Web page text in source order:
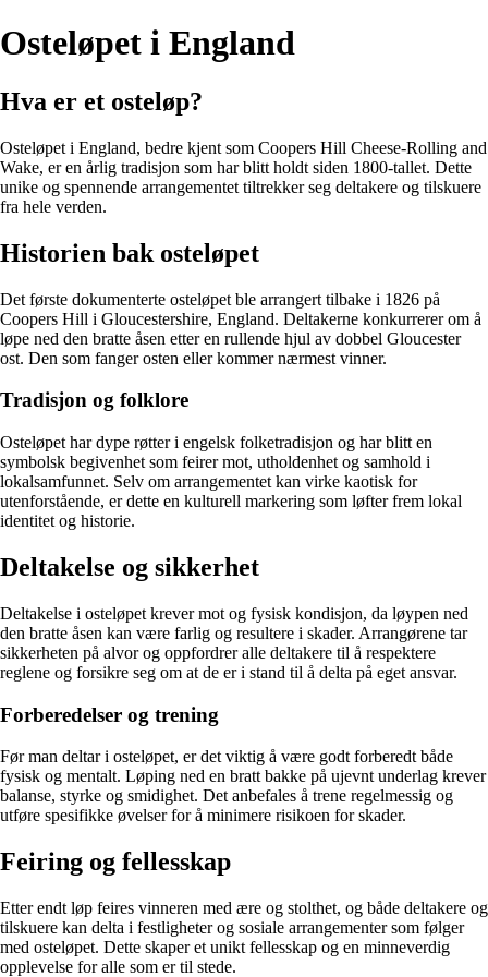
Osteløpet i England
Hva er et osteløp?
Osteløpet i England, bedre kjent som Coopers Hill Cheese-Rolling and
Wake, er en årlig tradisjon som har blitt holdt siden 1800-tallet. Dette
unike og spennende arrangementet tiltrekker seg deltakere og tilskuere
fra hele verden.
Historien bak osteløpet
Det første dokumenterte osteløpet ble arrangert tilbake i 1826 på
Coopers Hill i Gloucestershire, England. Deltakerne konkurrerer om å
løpe ned den bratte åsen etter en rullende hjul av dobbel Gloucester
ost. Den som fanger osten eller kommer nærmest vinner.
Tradisjon og folklore
Osteløpet har dype røtter i engelsk folketradisjon og har blitt en
symbolsk begivenhet som feirer mot, utholdenhet og samhold i
lokalsamfunnet. Selv om arrangementet kan virke kaotisk for
utenforstående, er dette en kulturell markering som løfter frem lokal
identitet og historie.
Deltakelse og sikkerhet
Deltakelse i osteløpet krever mot og fysisk kondisjon, da løypen ned
den bratte åsen kan være farlig og resultere i skader. Arrangørene tar
sikkerheten på alvor og oppfordrer alle deltakere til å respektere
reglene og forsikre seg om at de er i stand til å delta på eget ansvar.
Forberedelser og trening
Før man deltar i osteløpet, er det viktig å være godt forberedt både
fysisk og mentalt. Løping ned en bratt bakke på ujevnt underlag krever
balanse, styrke og smidighet. Det anbefales å trene regelmessig og
utføre spesifikke øvelser for å minimere risikoen for skader.
Feiring og fellesskap
Etter endt løp feires vinneren med ære og stolthet, og både deltakere og
tilskuere kan delta i festligheter og sosiale arrangementer som følger
med osteløpet. Dette skaper et unikt fellesskap og en minneverdig
opplevelse for alle som er til stede.